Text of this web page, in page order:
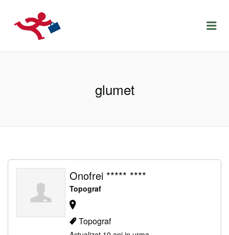
LOCURIDEMUNCACLUJ.NET
glumet
Onofrei ***** ****
Topograf
Topograf